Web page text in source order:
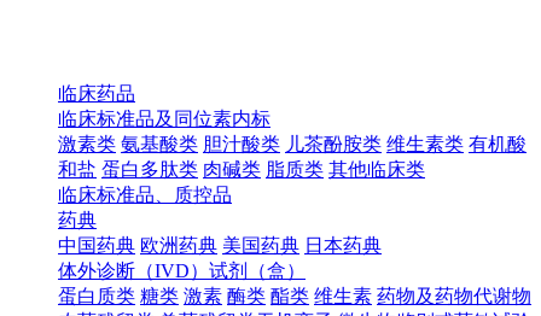
临床药品
临床标准品及同位素内标
激素类 氨基酸类 胆汁酸类 儿茶酚胺类 维生素类 有机酸
和盐 蛋白多肽类 肉碱类 脂质类 其他临床类
临床标准品、质控品
药典
中国药典 欧洲药典 美国药典 日本药典
体外诊断（IVD）试剂（盒）
蛋白质类 糖类 激素 酶类 酯类 维生素 药物及药物代谢物